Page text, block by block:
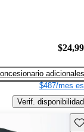
adicionales
$487/mes
Verif. disponibilidad